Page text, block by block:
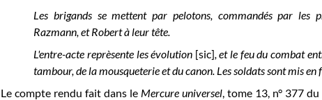
Les brigands se mettent par pelotons, commandés par les
Razmann, et Robert à leur tête.
L'entre-acte reprèsente les évolution [sic] , et le feu du combat
tambour, de la mousqueterie et du canon. Les soldats sont mis en
Le compte rendu fait dans le Mercure universel, tome 13, n° 377